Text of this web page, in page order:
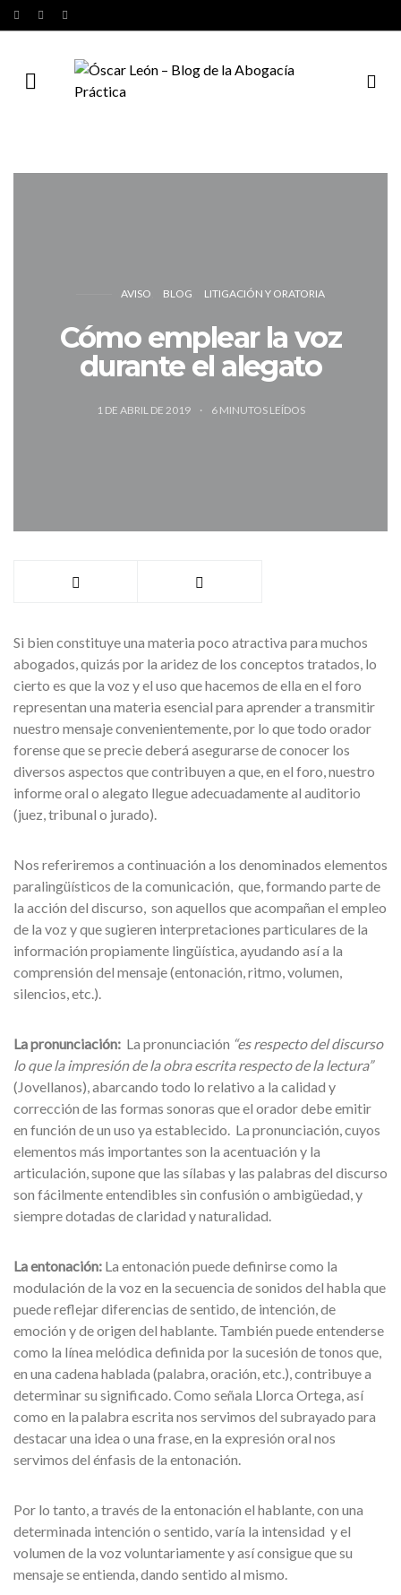
AVISO BLOG LITIGACIÓN Y ORATORIA
Cómo emplear la voz
durante el alegato
1 DE ABRIL DE 2019 6 MINUTOS LEÍDOS
Si bien constituye una materia poco atractiva para muchos
abogados, quizás por la aridez de los conceptos tratados, lo
cierto es que la voz y el uso que hacemos de ella en el foro
representan una materia esencial para aprender a transmitir
nuestro mensaje convenientemente, por lo que todo orador
forense que se precie deberá asegurarse de conocer los
diversos aspectos que contribuyen a que, en el foro, nuestro
informe oral o alegato llegue adecuadamente al auditorio
(juez, tribunal o jurado).
Nos referiremos a continuación a los denominados elementos
paralingüísticos de la comunicación, que, formando parte de
la acción del discurso, son aquellos que acompañan el empleo
de la voz y que sugieren interpretaciones particulares de la
información propiamente lingüística, ayudando así a la
comprensión del mensaje (entonación, ritmo, volumen,
silencios, etc.).
La pronunciación: La pronunciación “es respecto del discurso
lo que la impresión de la obra escrita respecto de la lectura”
(Jovellanos), abarcando todo lo relativo a la calidad y
corrección de las formas sonoras que el orador debe emitir
en función de un uso ya establecido. La pronunciación, cuyos
elementos más importantes son la acentuación y la
articulación, supone que las sílabas y las palabras del discurso
son fácilmente entendibles sin confusión o ambigüedad, y
siempre dotadas de claridad y naturalidad.
La entonación: La entonación puede definirse como la
modulación de la voz en la secuencia de sonidos del habla que
puede reflejar diferencias de sentido, de intención, de
emoción y de origen del hablante. También puede entenderse
como la línea melódica definida por la sucesión de tonos que,
en una cadena hablada (palabra, oración, etc.), contribuye a
determinar su significado. Como señala Llorca Ortega, así
como en la palabra escrita nos servimos del subrayado para
destacar una idea o una frase, en la expresión oral nos
servimos del énfasis de la entonación.
Por lo tanto, a través de la entonación el hablante, con una
determinada intención o sentido, varía la intensidad y el
volumen de la voz voluntariamente y así consigue que su
mensaje se entienda, dando sentido al mismo.